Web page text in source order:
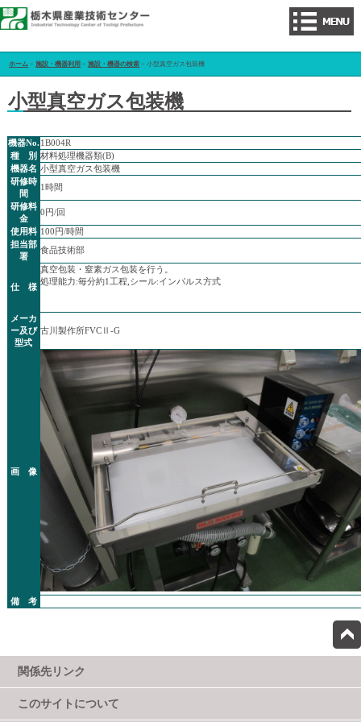
ホーム >施設・機器利用 >施設・機器の検索 > 小型真空ガス包装機
小型真空ガス包装機
機器No.1B004R
種 別 材料処理機器類(B)
機器名 小型真空ガス包装機
研修時
間
1時間
研修料
金
0円/回
使用料 100円/時間
担当部
署
食品技術部
仕 様
真空包装・窒素ガス包装を行う。
処理能力:毎分約1工程,シール:インパルス方式
メーカ
ー及び
型式
古川製作所FVCⅡ-G
画 像
備 考
関係先リンク
このサイトについて